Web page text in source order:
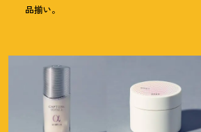
品揃い。